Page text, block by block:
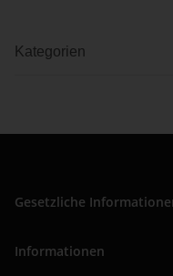
Kategorien
Gesetzliche
Informationen